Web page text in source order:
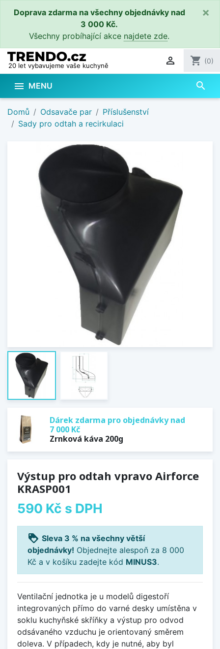
Doprava zdarma na všechny objednávky nad
3 000 Kč.
Všechny probíhající akce najdete zde.
×
20 let vybavujeme vaše kuchyně  shopping_cart (0)
 MENU search
Domů Odsavače par
Příslušenství
Sady pro odtah a recirkulaci
Dárek zdarma pro objednávky nad
7 000 Kč
Zrnková káva 200g
Výstup pro odtah vpravo Airforce
KRASP001
590 Kč s DPH
loyalty Sleva 3 % na všechny větší
objednávky! Objednejte alespoň za 8 000
Kč a v košíku zadejte kód MINUS3.
Ventilační jednotka je u modelů digestoří
integrovaných přímo do varné desky umístěna v
soklu kuchyňské skříňky a výstup pro odvod
odsávaného vzduchu je orientovaný směrem
doleva. V případech, kdy je nutné, aby byl